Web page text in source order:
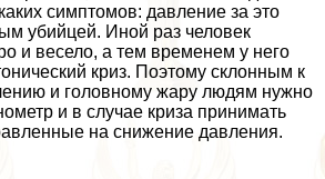
симптомов: давление за это
убийцей. Иной раз человек
и весело, а тем временем у него
криз. Поэтому склонным к
и головному жару людям нужно
и в случае криза принимать
на снижение давления.